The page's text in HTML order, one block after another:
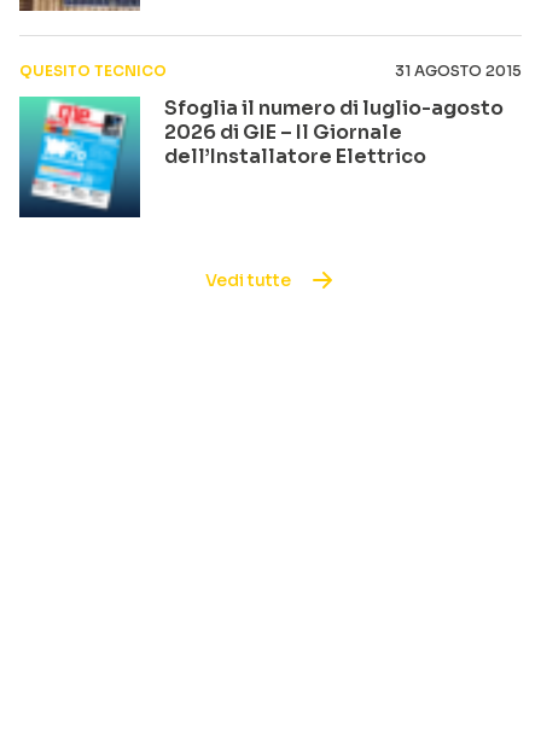
QUESITO TECNICO 31 AGOSTO 2015
Sfoglia il numero di luglio-agosto
2026 di GIE – Il Giornale
dell’Installatore Elettrico
Vedi tutte